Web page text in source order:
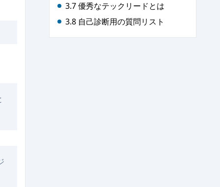
3.7 優秀なテックリードとは
3.8 自己診断用の質問リスト